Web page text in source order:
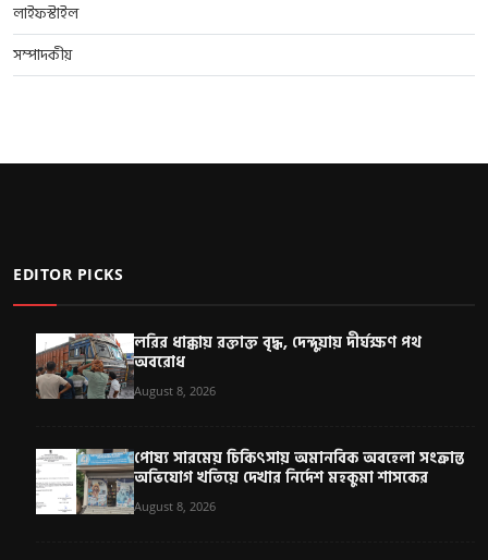
লাইফস্টাইল
সম্পাদকীয়
EDITOR PICKS
লরির ধাক্কায় রক্তাক্ত বৃদ্ধ, দেন্দুয়ায় দীর্ঘক্ষণ পথ
অবরোধ
August 8, 2026
পোষ্য সারমেয় চিকিৎসায় অমানবিক অবহেলা সংক্রান্ত
অভিযোগ খতিয়ে দেখার নির্দেশ মহকুমা শাসকের
August 8, 2026